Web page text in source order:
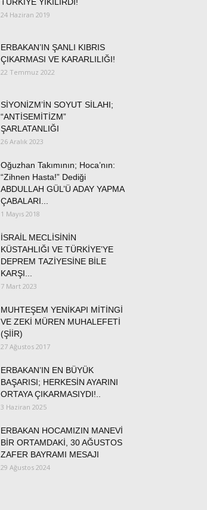
24 Haziran 2019
ERBAKAN’IN ŞANLI KIBRIS
ÇIKARMASI VE KARARLILIĞI!
22 Temmuz 2022
SİYONİZM’İN SOYUT SİLAHI;
“ANTİSEMİTİZM”
ŞARLATANLIĞI
26 Aralık 2023
Oğuzhan Takımının; Hoca’nın:
“Zihnen Hasta!” Dediği
ABDULLAH GÜL’Ü ADAY YAPMA
ÇABALARI...
1 Mayıs 2018
İSRAİL MECLİSİNİN
KÜSTAHLIĞI VE TÜRKİYE’YE
DEPREM TAZİYESİNE BİLE
KARŞI...
7 Mart 2023
MUHTEŞEM YENİKAPI MİTİNGİ
VE ZEKİ MÜREN MUHALEFETİ
(ŞİİR)
27 Ağustos 2017
ERBAKAN’IN EN BÜYÜK
BAŞARISI; HERKESİN AYARINI
ORTAYA ÇIKARMASIYDI!..
3 Haziran 2025
ERBAKAN HOCAMIZIN MANEVİ
BİR ORTAMDAKİ, 30 AĞUSTOS
ZAFER BAYRAMI MESAJI
29 Ağustos 2024